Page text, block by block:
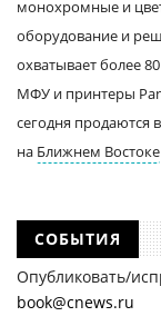
монохромные и
оборудование и
охватывает более
МФУ и принтеры
сегодня продаются в
на Ближнем Востоке
СОБЫТИЯ
Опубликовать/
book@cnews.ru